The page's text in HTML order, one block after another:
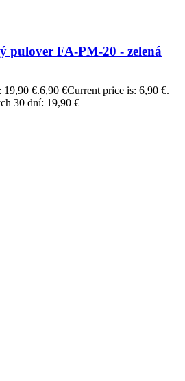
pulover FA-PM-20 - zelená
19,90 €.6,90 €Current price is: 6,90 €.
30 dní: 19,90 €